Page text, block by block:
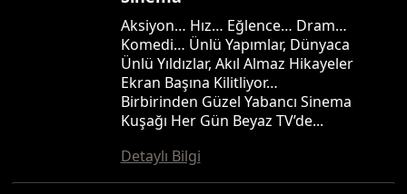
Aksiyon… Hız… Eğlence… Dram…
Komedi… Ünlü Yapımlar, Dünyaca
Ünlü Yıldızlar, Akıl Almaz Hikayeler
Ekran Başına Kilitliyor…
Birbirinden Güzel Yabancı Sinema
Kuşağı Her Gün Beyaz TV’de...
Detaylı Bilgi